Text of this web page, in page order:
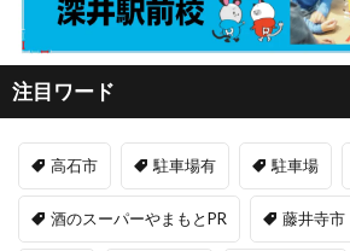
注目ワード
高石市 駐車場有 駐車場
酒のスーパーやまもとPR 藤井寺市